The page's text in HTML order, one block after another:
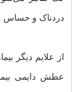
دردناک و حساس
از علایم دیگر
عطش دایمی